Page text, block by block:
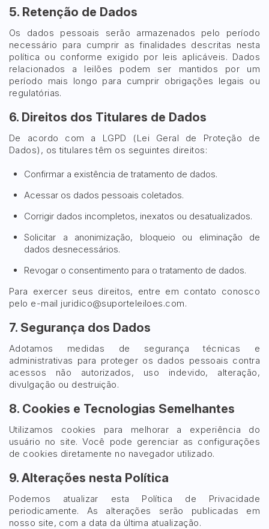
5. Retenção de Dados
Os dados pessoais serão armazenados pelo período
necessário para cumprir as finalidades descritas nesta
política ou conforme exigido por leis aplicáveis. Dados
relacionados a leilões podem ser mantidos por um
período mais longo para cumprir obrigações legais ou
regulatórias.
6. Direitos dos Titulares de Dados
De acordo com a LGPD (Lei Geral de Proteção de
Dados), os titulares têm os seguintes direitos:
Confirmar a existência de tratamento de dados.
Acessar os dados pessoais coletados.
Corrigir dados incompletos, inexatos ou desatualizados.
Solicitar a anonimização, bloqueio ou eliminação de
dados desnecessários.
Revogar o consentimento para o tratamento de dados.
Para exercer seus direitos, entre em contato conosco
pelo e-mail juridico@suporteleiloes.com.
7. Segurança dos Dados
Adotamos medidas de segurança técnicas e
administrativas para proteger os dados pessoais contra
acessos não autorizados, uso indevido, alteração,
divulgação ou destruição.
8. Cookies e Tecnologias Semelhantes
Utilizamos cookies para melhorar a experiência do
usuário no site. Você pode gerenciar as configurações
de cookies diretamente no navegador utilizado.
9. Alterações nesta Política
Podemos atualizar esta Política de Privacidade
periodicamente. As alterações serão publicadas em
nosso site, com a data da última atualização.